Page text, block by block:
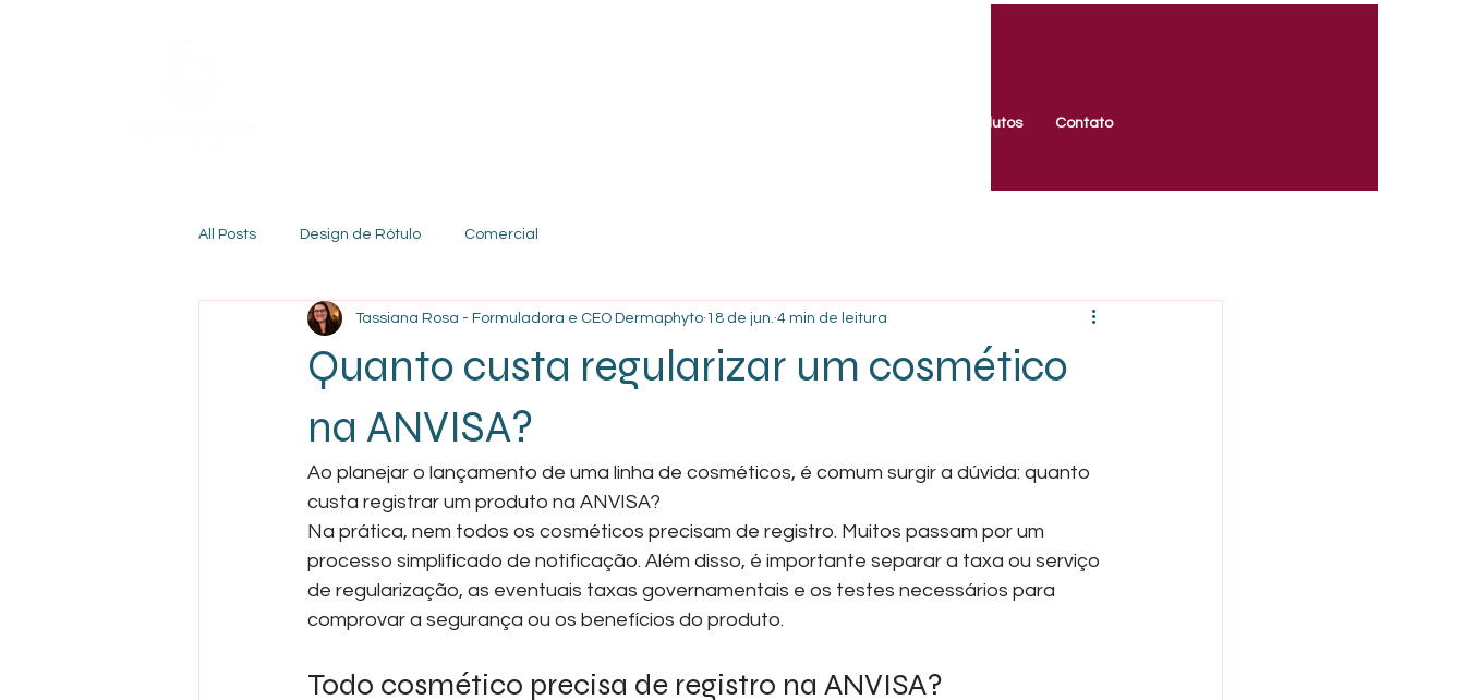
Produtos Contato
All Posts Design de Rótulo Comercial
Quanto custa regularizar um cosmético
na ANVISA?
Tassiana Rosa - Formuladora e CEO Dermaphyto 18 de jun. 4 min de leitura
Ao planejar o lançamento de uma linha de cosméticos, é comum surgir a dúvida: quanto
custa registrar um produto na ANVISA?
Na prática, nem todos os cosméticos precisam de registro. Muitos passam por um
processo simplificado de notificação. Além disso, é importante separar a taxa ou serviço
de regularização, as eventuais taxas governamentais e os testes necessários para
comprovar a segurança ou os benefícios do produto.
Todo cosmético precisa de registro na ANVISA?